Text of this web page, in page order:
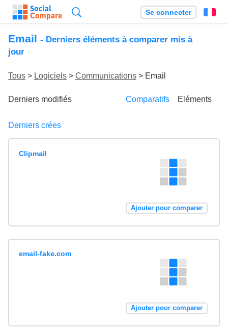
Se connecter
Email - Derniers éléments à comparer mis à
jour
Tous > Logiciels > Communications > Email
Derniers modifiés
Derniers crées
Comparatifs Eléments
Clipmail
Ajouter pour comparer
email-fake.com
Ajouter pour comparer